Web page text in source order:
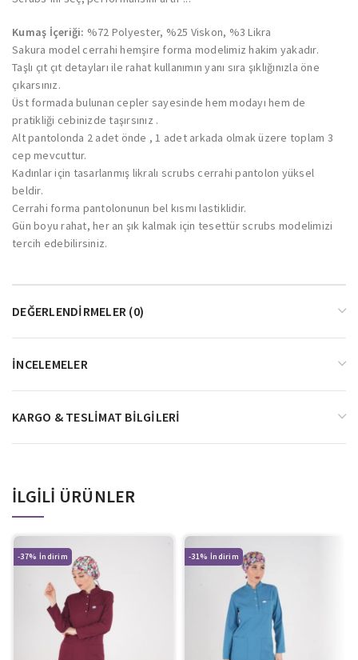
Kumaş İçeriği: %72 Polyester, %25 Viskon, %3 Likra
Sakura model cerrahi hemşire forma modelimiz hakim yakadır.
Taşlı çıt çıt detayları ile rahat kullanımın yanı sıra şıklığınızla öne
çıkarsınız.
Üst formada bulunan cepler sayesinde hem modayı hem de
pratikliği cebinizde taşırsınız .
Alt pantolonda 2 adet önde , 1 adet arkada olmak üzere toplam 3
cep mevcuttur.
Kadınlar için tasarlanmış likralı scrubs cerrahi pantolon yüksel
beldir.
Cerrahi forma pantolonunun bel kısmı lastiklidir.
Gün boyu rahat, her an şık kalmak için tesettür scrubs modelimizi
tercih edebilirsiniz.
DEĞERLENDIRMELER (0)
İNCELEMELER
KARGO & TESLIMAT BILGILERI
İLGILI ÜRÜNLER
-37% -31%